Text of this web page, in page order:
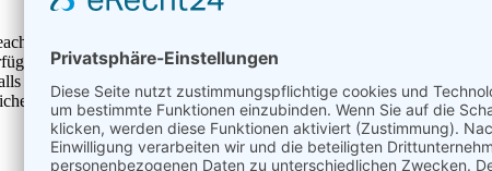
nur wenige 100 Meter vom Strand entfernt
mit Mehrbettzimmern
und eine Mensa, sowie diverse In- und Outdoor-